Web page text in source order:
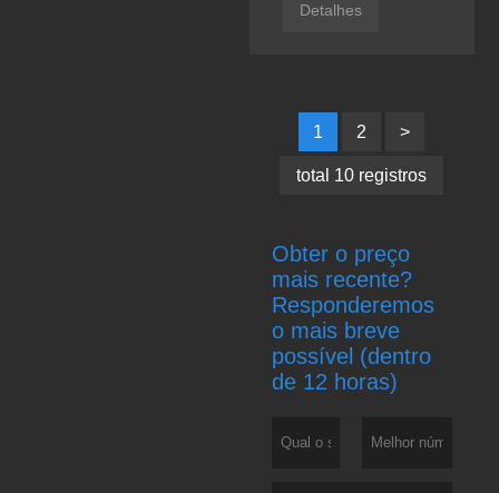
Detalhes
1 2 >
total 10 registros
Obter o preço
mais recente?
Responderemos
o mais breve
possível (dentro
de 12 horas)